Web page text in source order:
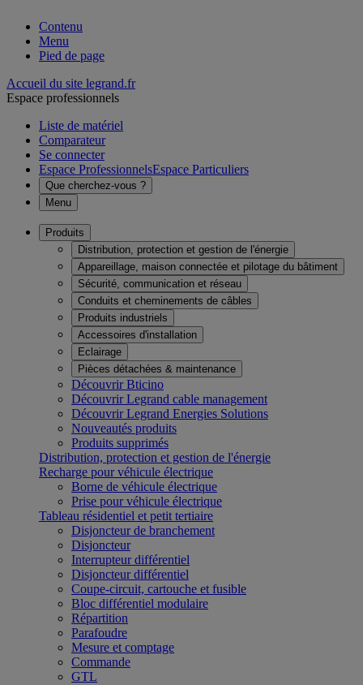
Contenu
Menu
Pied de page
Accueil du site legrand.fr
Espace professionnels
Liste de matériel
Comparateur
Se connecter
Espace ProfessionnelsEspace Particuliers
Que cherchez-vous ?
Menu
Produits
Distribution, protection et gestion de l'énergie
Appareillage, maison connectée et pilotage du bâtiment
Sécurité, communication et réseau
Conduits et cheminements de câbles
Produits industriels
Accessoires d'installation
Eclairage
Pièces détachées & maintenance
Découvrir Bticino
Découvrir Legrand cable management
Découvrir Legrand Energies Solutions
Nouveautés produits
Produits supprimés
Distribution, protection et gestion de l'énergie
Recharge pour véhicule électrique
Borne de véhicule électrique
Prise pour véhicule électrique
Tableau résidentiel et petit tertiaire
Disjoncteur de branchement
Disjoncteur
Interrupteur différentiel
Disjoncteur différentiel
Coupe-circuit, cartouche et fusible
Bloc différentiel modulaire
Répartition
Parafoudre
Mesure et comptage
Commande
GTL